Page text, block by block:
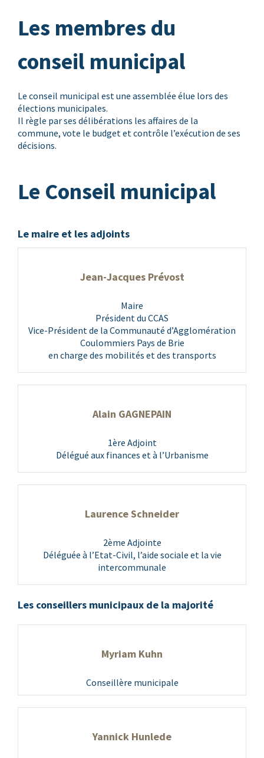
Les membres du
conseil municipal
Le conseil municipal est une assemblée élue lors des
élections municipales.
Il règle par ses délibérations les affaires de la
commune, vote le budget et contrôle l’exécution de ses
décisions.
Le Conseil municipal
Le maire et les adjoints
Jean-Jacques Prévost
Maire
Président du CCAS
Vice-Président de la Communauté d’Agglomération
Coulommiers Pays de Brie
en charge des mobilités et des transports
Alain GAGNEPAIN
1ère Adjoint
Délégué aux finances et à l’Urbanisme
Laurence Schneider
2ème Adjointe
Déléguée à l’Etat-Civil, l’aide sociale et la vie
intercommunale
Les conseillers municipaux de la majorité
Myriam Kuhn
Conseillère municipale
Yannick Hunlede